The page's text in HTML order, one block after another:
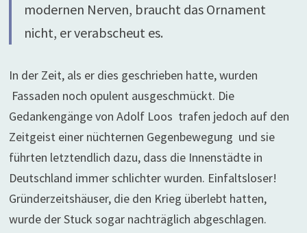
modernen Nerven, braucht das Ornament
nicht, er verabscheut es.
In der Zeit, als er dies geschrieben hatte, wurden
Fassaden noch opulent ausgeschmückt. Die
Gedankengänge von Adolf Loos trafen jedoch auf den
Zeitgeist einer nüchternen Gegenbewegung und sie
führten letztendlich dazu, dass die Innenstädte in
Deutschland immer schlichter wurden. Einfaltsloser!
Gründerzeitshäuser, die den Krieg überlebt hatten,
wurde der Stuck sogar nachträglich abgeschlagen.